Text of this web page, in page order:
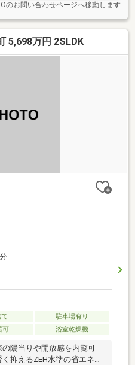
のお問い合わせページへ移動します
5,698万円 2SLDK
駐車場有り
可 浴室乾燥機
陽当りや開放感を内覧可
抑えるZEH水準の省エネ設